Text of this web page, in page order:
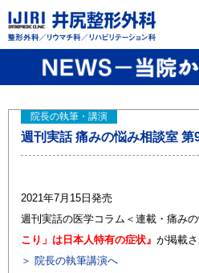
院長の執筆・講演
週刊実話 痛みの悩み相談室 第
2021年7月15日発売
週刊実話の医学コラム＜連載・痛み
こり」は日本人特有の症状』 が掲載さ
＞ 院長の執筆講演へ